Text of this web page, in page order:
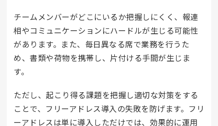
チームメンバーがどこにいるか把握しにくく、報連
相やコミュニケーションにハードルが生じる可能性
があります。また、毎日異なる席で業務を行うた
め、書類や荷物を携帯し、片付ける手間が生じま
す。
ただし、起こり得る課題を把握し適切な対策をする
ことで、フリーアドレス導入の失敗を防げます。フリ
ーアドレスは単に導入しただけでは、効果的に運用